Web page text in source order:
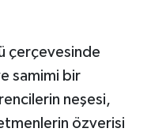
çerçevesinde
samimi bir
neşesi,
özverisi